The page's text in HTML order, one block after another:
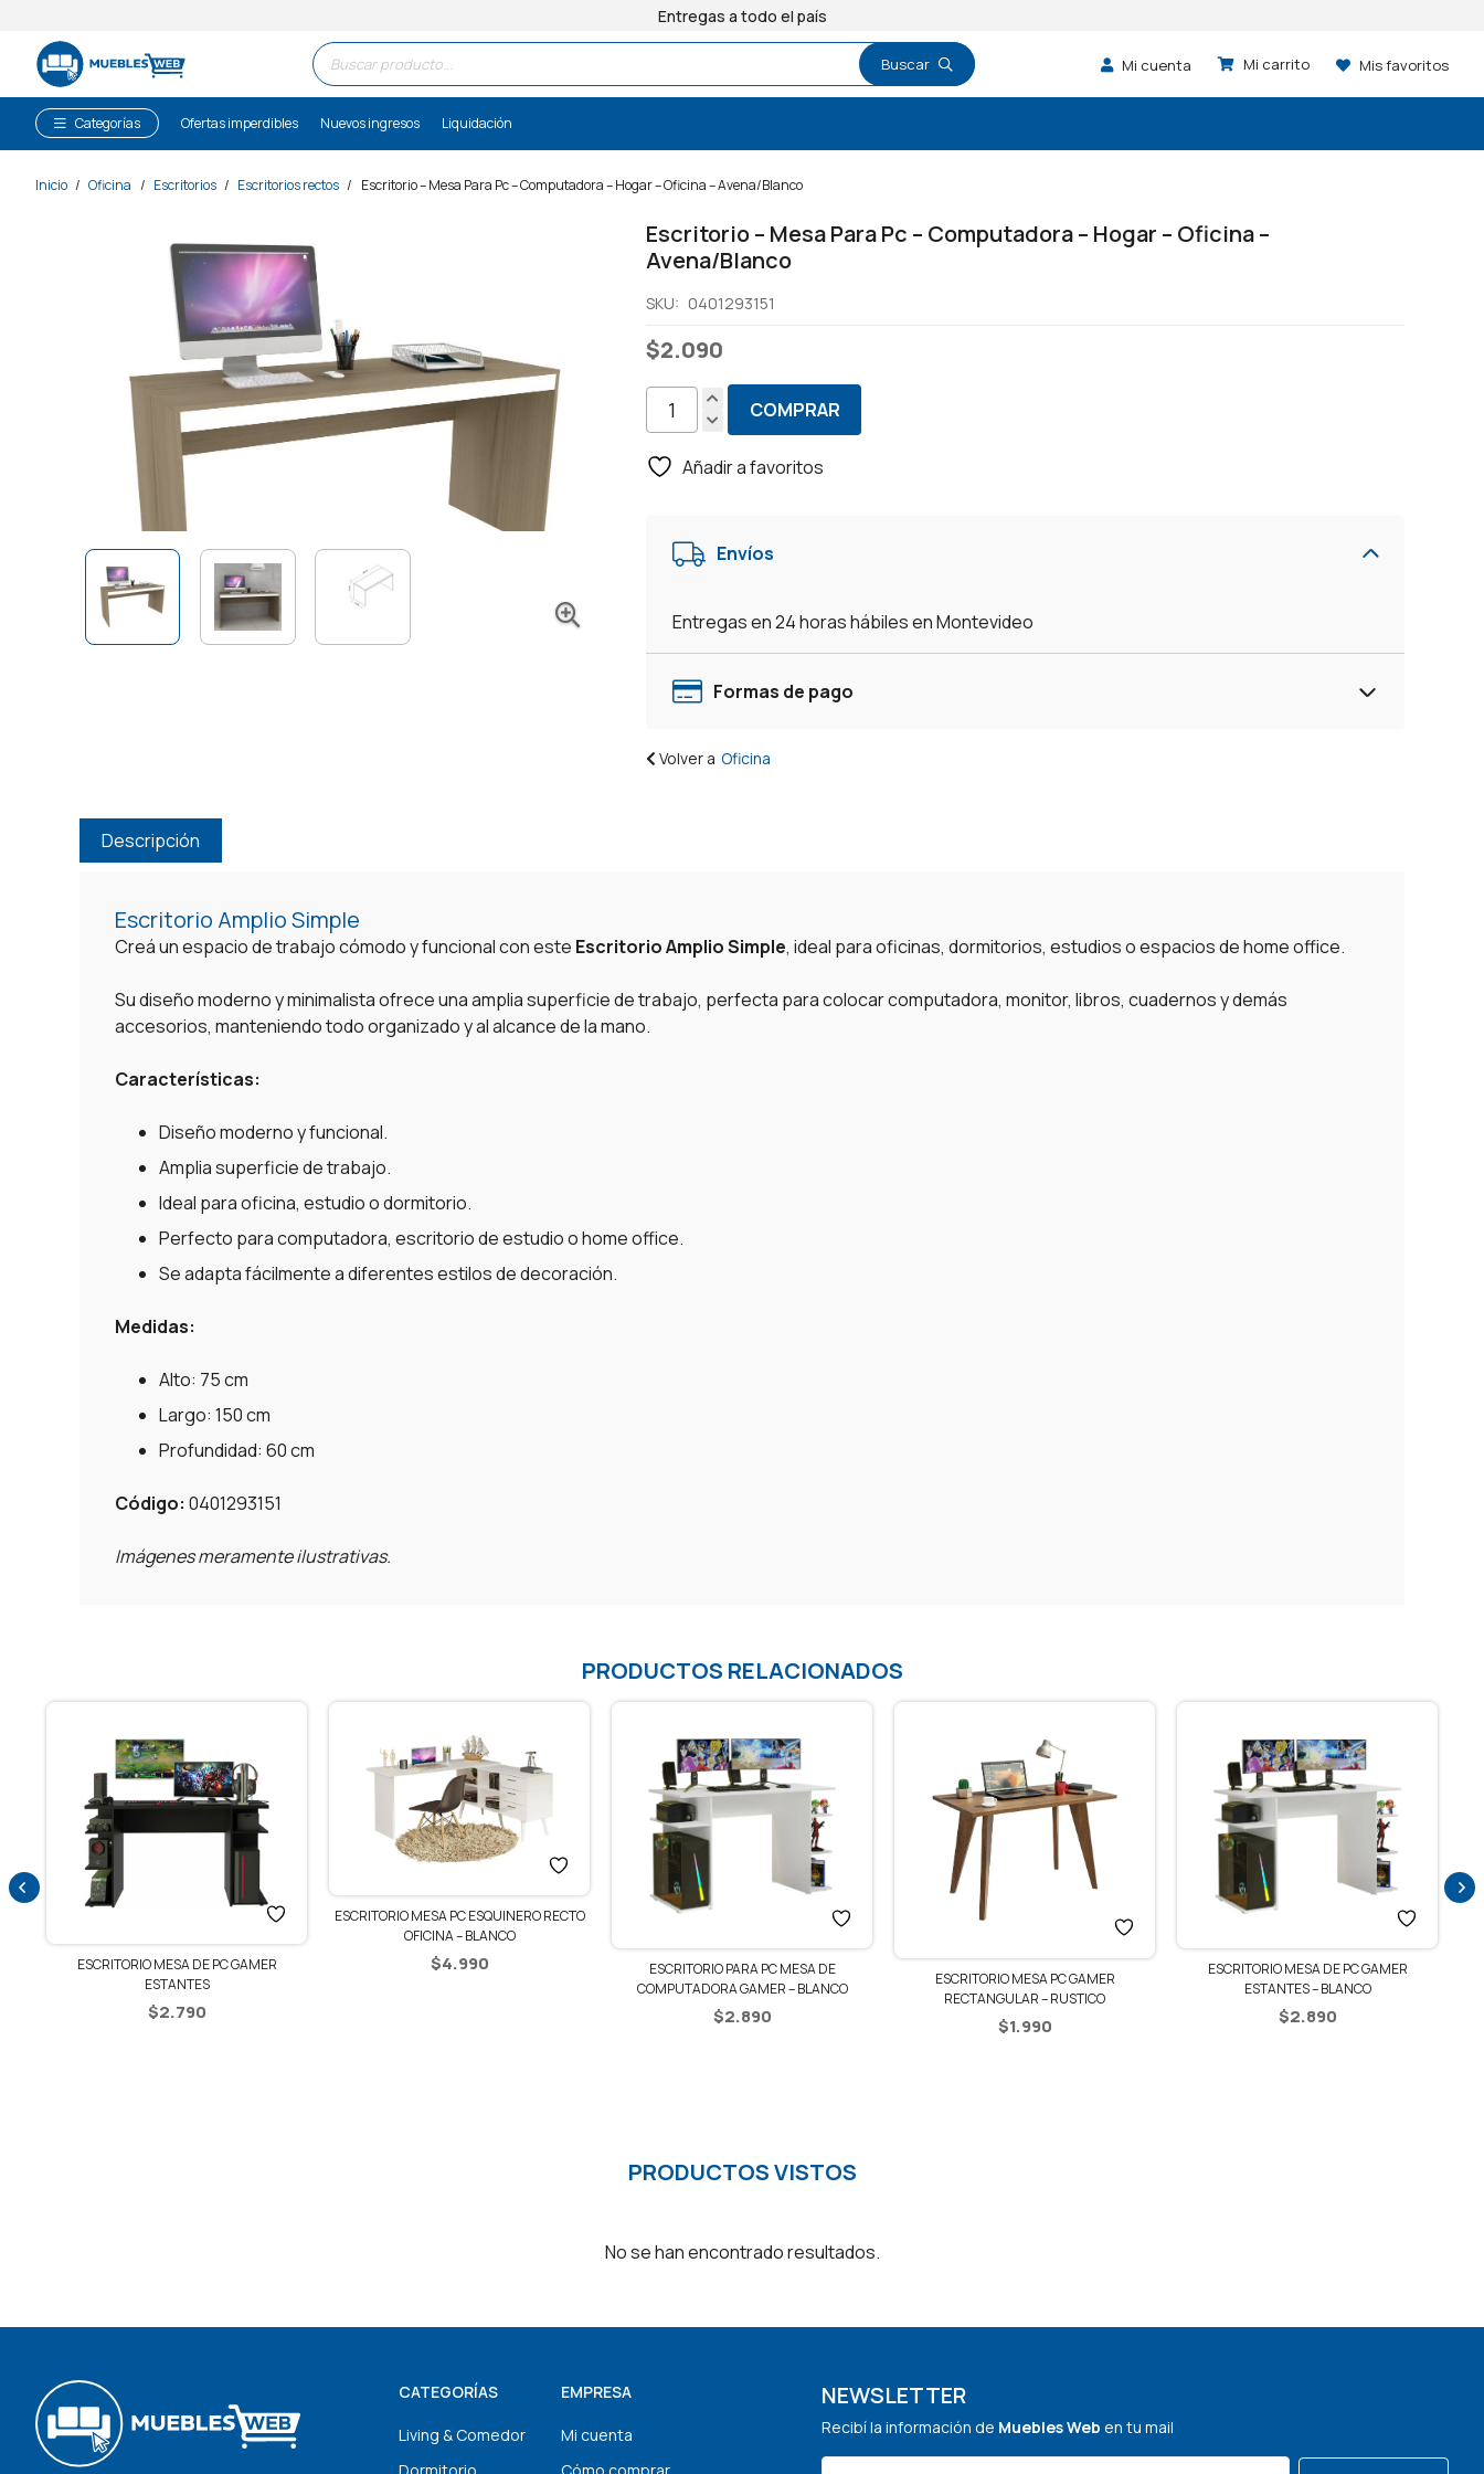
Entregas a todo el país
Búsqueda
de
productos
Mi cuenta Mis favoritos
Categorías Ofertas imperdibles Nuevos ingresos Liquidación
Inicio / Oficina / Escritorios / Escritorios rectos / Escritorio – Mesa Para Pc – Computadora – Hogar – Oficina – Avena/Blanco
Escritorio – Mesa Para Pc – Computadora – Hogar – Oficina –
Avena/Blanco
SKU: 0401293151
$2.090
Escritorio
Mesa
Hogar
-
Oficina
cantidad
COMPRAR
Añadir a favoritos
Envíos
Entregas en 24 horas hábiles en Montevideo
Formas de pago
Volver a Oficina
Descripción
Escritorio Amplio Simple
Creá un espacio de trabajo cómodo y funcional con este Escritorio Amplio Simple, ideal para oficinas, dormitorios, estudios o espacios de home office.
Su diseño moderno y minimalista ofrece una amplia superficie de trabajo, perfecta para colocar computadora, monitor, libros, cuadernos y demás
accesorios, manteniendo todo organizado y al alcance de la mano.
Características:
Diseño moderno y funcional.
Amplia superficie de trabajo.
Ideal para oficina, estudio o dormitorio.
Perfecto para computadora, escritorio de estudio o home office.
Se adapta fácilmente a diferentes estilos de decoración.
Medidas:
Alto: 75 cm
Largo: 150 cm
Profundidad: 60 cm
Código: 0401293151
Imágenes meramente ilustrativas.
PRODUCTOS RELACIONADOS
ESCRITORIO MESA DE PC GAMER
ESTANTES
$2.790
ESCRITORIO MESA PC ESQUINERO RECTO
OFICINA – BLANCO
$4.990
ESCRITORIO PARA PC MESA DE
COMPUTADORA GAMER – BLANCO
$2.890
ESCRITORIO MESA PC GAMER
RECTANGULAR – RUSTICO
$1.990
ESCRITORIO MESA DE PC GAMER
ESTANTES – BLANCO
$2.890
PRODUCTOS VISTOS
No se han encontrado resultados.
CATEGORÍAS
Living & Comedor
EMPRESA
Mi cuenta
NEWSLETTER
Recibí la información de Muebles Web en tu mail